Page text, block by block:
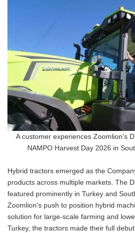
A customer experiences Zoomlion’s
NAMPO Harvest Day 2026 in
Hybrid tractors emerged as the
products across multiple markets. The
featured prominently in Turkey and
Zoomlion's push to position hybrid
solution for large-scale farming and
Turkey, the tractors made their full